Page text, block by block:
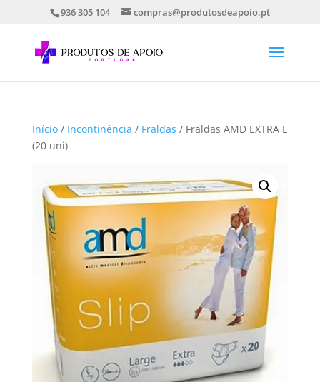
936 305 104 compras@produtosdeapoio.pt
Início/ Incontinência / Fraldas / Fraldas AMD EXTRA L
(20 uni)